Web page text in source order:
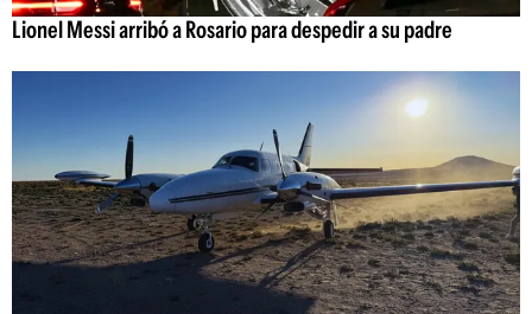
Lionel Messi arribó a Rosario para despedir a su padre